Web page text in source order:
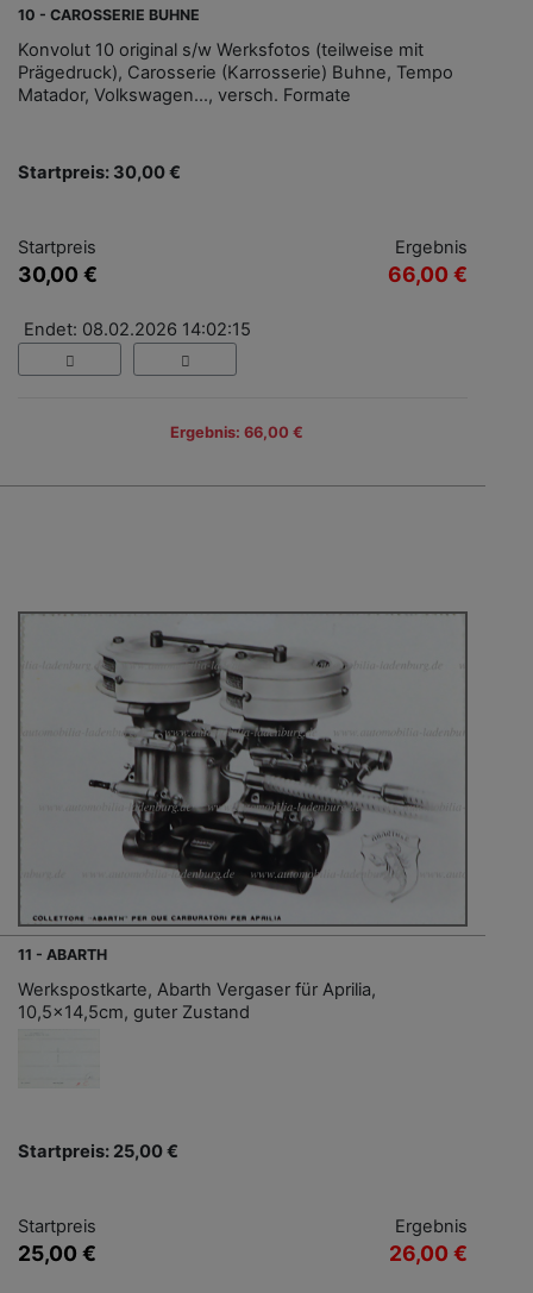
10 - CAROSSERIE BUHNE
Konvolut 10 original s/w Werksfotos (teilweise mit
Prägedruck), Carosserie (Karrosserie) Buhne, Tempo
Matador, Volkswagen..., versch. Formate
Startpreis: 30,00 €
Startpreis
30,00 €
Ergebnis
66,00 €
Endet: 08.02.2026 14:02:15
Ergebnis: 66,00 €
11 - ABARTH
Werkspostkarte, Abarth Vergaser für Aprilia,
10,5x14,5cm, guter Zustand
Startpreis: 25,00 €
Startpreis
25,00 €
Ergebnis
26,00 €